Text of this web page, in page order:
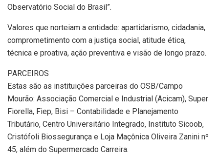
Observatório Social do Brasil”.
Valores que norteiam a entidade: apartidarismo, cidadania,
comprometimento com a justiça social, atitude ética,
técnica e proativa, ação preventiva e visão de longo prazo.
PARCEIROS
Estas são as instituições parceiras do OSB/Campo
Mourão: Associação Comercial e Industrial (Acicam), Super
Fiorella, Fiep, Bisi – Contabilidade e Planejamento
Tributário, Centro Universitário Integrado, Instituto Sicoob,
Cristófoli Biossegurança e Loja Maçônica Oliveira Zanini nº
45, além do Supermercado Carreira.